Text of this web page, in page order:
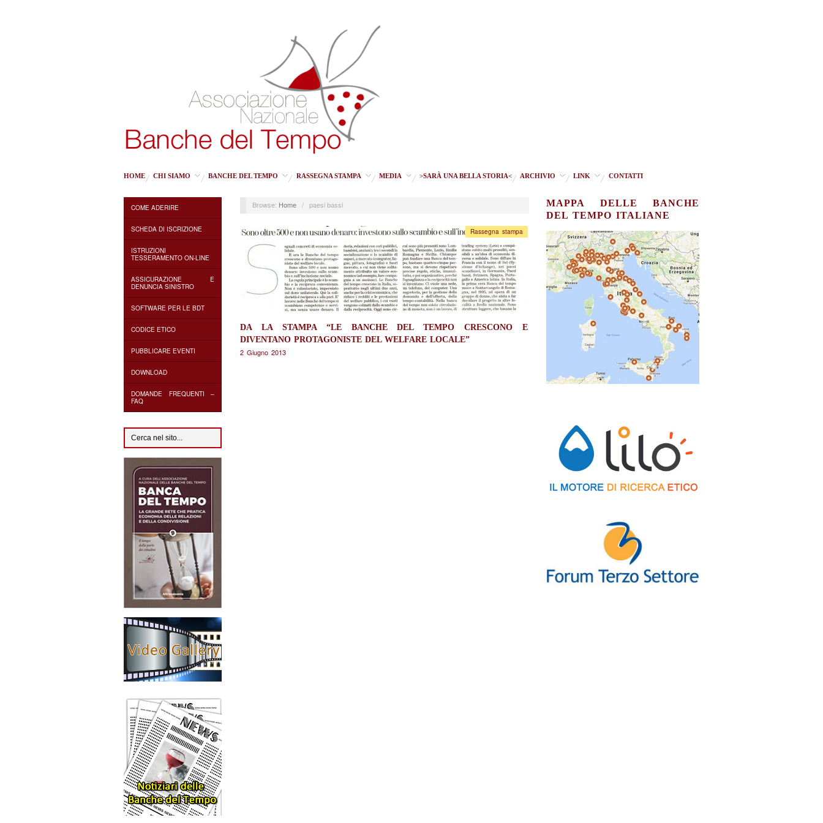
HOME CHI SIAMO BANCHE DEL TEMPO RASSEGNA STAMPA MEDIA >SARÀ UNA BELLA STORIA< ARCHIVIO LINK CONTATTI
COME ADERIRE
SCHEDA DI ISCRIZIONE
ISTRUZIONI
TESSERAMENTO ON-LINE
ASSICURAZIONE E
DENUNCIA SINISTRO
SOFTWARE PER LE BDT
CODICE ETICO
PUBBLICARE EVENTI
DOWNLOAD
DOMANDE FREQUENTI –
FAQ
Browse: Home / paesi bassi
DA LA STAMPA “LE BANCHE DEL TEMPO CRESCONO E
DIVENTANO PROTAGONISTE DEL WELFARE LOCALE”
2 Giugno 2013
Rassegna stampa
MAPPA DELLE BANCHE
DEL TEMPO ITALIANE